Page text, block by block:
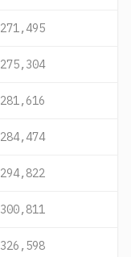
271,495
275,304
281,616
284,474
294,822
300,811
326,598